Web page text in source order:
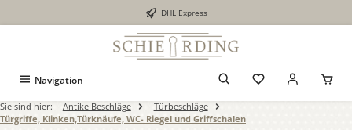
DHL Express
Navigation
Sie sind hier: Antike Beschläge
Türbeschläge
Türgriffe, Klinken,Türknäufe, WC- Riegel und Griffschalen